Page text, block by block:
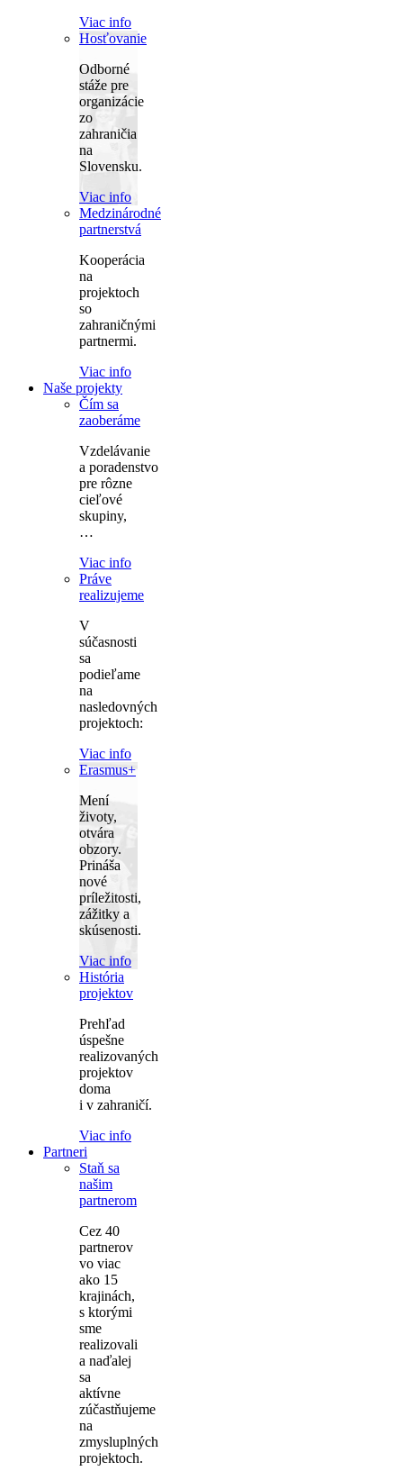
Viac info
Hosťovanie
Odborné
stáže pre
organizácie
zo
zahraničia
na
Slovensku.
Viac info
Medzinárodné
partnerstvá
Kooperácia
na
projektoch
so
zahraničnými
partnermi.
Viac info
Naše projekty
Čím sa
zaoberáme
Vzdelávanie
a poradenstvo
pre rôzne
cieľové
skupiny,
…
Viac info
Práve
realizujeme
V
súčasnosti
sa
podieľame
na
nasledovných
projektoch:
Viac info
Erasmus+
Mení
životy,
otvára
obzory.
Prináša
nové
príležitosti,
zážitky a
skúsenosti.
Viac info
História
projektov
Prehľad
úspešne
realizovaných
projektov
doma
i v zahraničí.
Viac info
Partneri
Staň sa
našim
partnerom
Cez 40
partnerov
vo viac
ako 15
krajinách,
s ktorými
sme
realizovali
a naďalej
sa
aktívne
zúčastňujeme
na
zmysluplných
projektoch.